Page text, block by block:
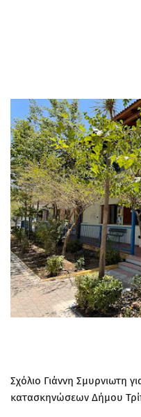
Σχόλιο Γιάννη Σμυρνιωτη
κατασκηνώσεων Δήμου